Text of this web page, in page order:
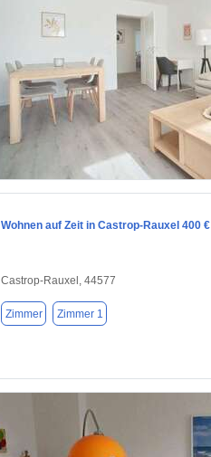
Wohnen auf Zeit in Castrop-Rauxel 400 €
Castrop-Rauxel, 44577
Zimmer Zimmer 1